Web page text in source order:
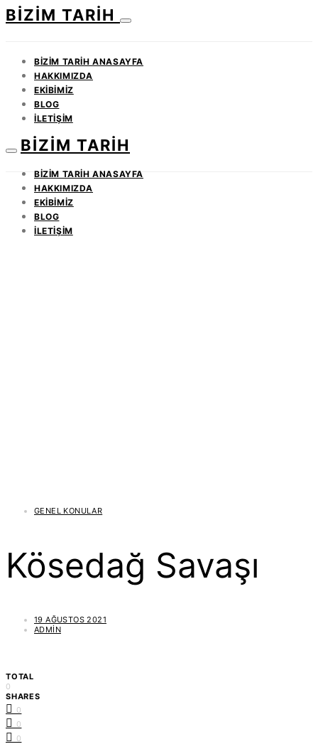
BIZIM TARIH
BIZIM TARIH ANASAYFA
HAKKIMIZDA
EKIBIMIZ
BLOG
İLETIŞIM
BIZIM TARIH
BIZIM TARIH ANASAYFA
HAKKIMIZDA
EKIBIMIZ
BLOG
İLETIŞIM
GENEL KONULAR
Kösedağ Savaşı
19 AĞUSTOS 2021
ADMIN
TOTAL
0
SHARES
0
0
0